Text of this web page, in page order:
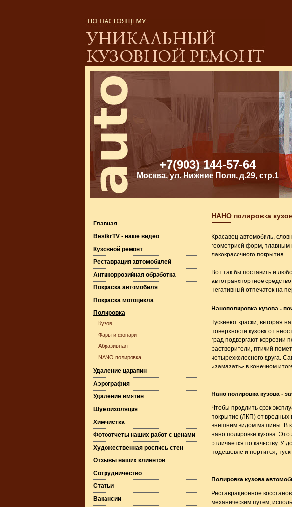
+7(903) 144-57-64
Москва, ул. Нижние Поля, д.29, стр.1
Главная
BestkrTV - наше видео
Кузовной ремонт
Реставрация автомобилей
Антикоррозийная обработка
Покраска автомобиля
Покраска мотоцикла
Полировка
Кузов
Фары и фонари
Абразивная
NANO полировка
Удаление царапин
Аэрография
Удаление вмятин
Шумоизоляция
Химчистка
Фотоотчеты наших работ с ценами
Художественная роспись стен
Отзывы наших клиентов
Сотрудничество
Статьи
Вакансии
НАНО полировка
Красавец-автомобиль,
геометрией форм, плавным
лакокрасочного покрытия.
Вот так бы поставить и
автотранспортное
негативный отпечаток на
Нанополировка кузова -
Тускнеют краски, выгорая
поверхности кузова от
град подвергают коррозии
растворители, птичий
четырехколесного друга.
«замазать» в конечном
Нано полировка кузова -
Чтобы продлить срок
покрытие (ЛКП) от вредных
внешним видом машины. В
нано полировке кузова.
отличается по качеству. У
подешевле и портится,
Полировка кузова
Реставрационное
механическим путем,